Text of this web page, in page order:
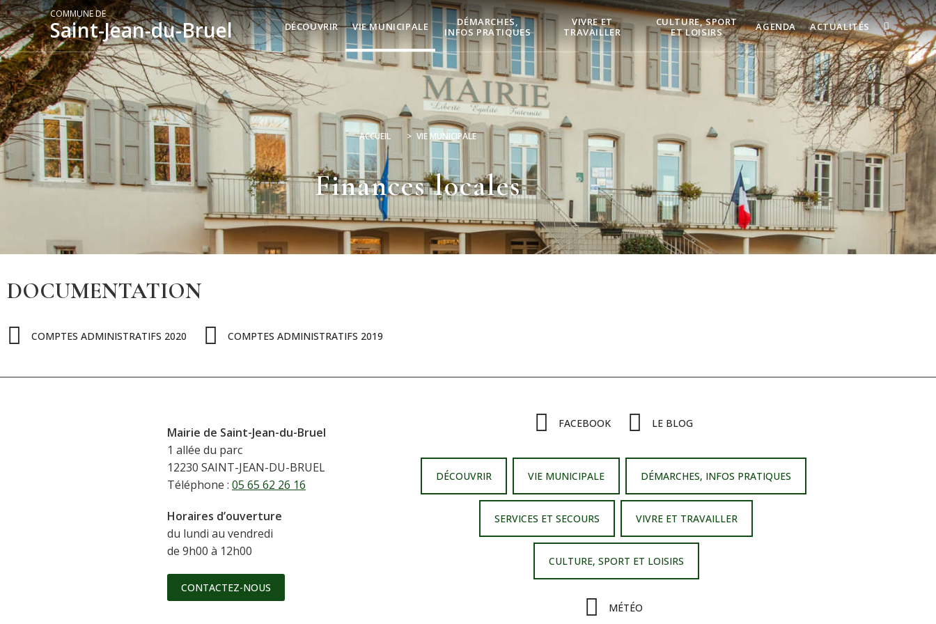
COMMUNE DE
Saint-Jean-du-Bruel DÉCOUVRIR VIE MUNICIPALE
DÉMARCHES,
INFOS PRATIQUES
VIVRE ET
TRAVAILLER
CULTURE, SPORT
ET LOISIRS
AGENDA ACTUALITÉS
ACCUEIL > VIE MUNICIPALE
Finances locales
DOCUMENTATION
COMPTES ADMINISTRATIFS 2020 COMPTES ADMINISTRATIFS 2019
Mairie de Saint-Jean-du-Bruel
1 allée du parc
12230 SAINT-JEAN-DU-BRUEL
Téléphone : 05 65 62 26 16
Horaires d’ouverture
du lundi au vendredi
de 9h00 à 12h00
CONTACTEZ-NOUS
FACEBOOK LE BLOG
DÉCOUVRIR VIE MUNICIPALE DÉMARCHES, INFOS PRATIQUES
SERVICES ET SECOURS VIVRE ET TRAVAILLER
CULTURE, SPORT ET LOISIRS
MÉTÉO